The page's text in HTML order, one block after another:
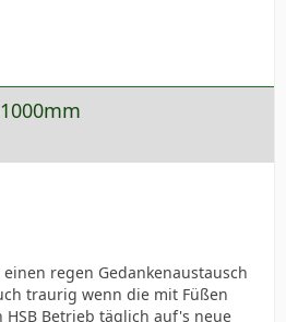
regen Gedankenaustausch
traurig wenn die mit Füßen
Betrieb täglich auf's neue